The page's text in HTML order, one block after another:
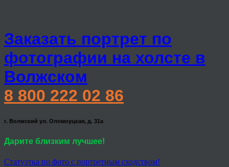
Заказать портрет по
фотографии на холсте в
Волжском
8 800 222 02 86
г. Волжский ул. Оломоуцкая, д. 31а
Дарите близким лучшее!
Статуэтка по фото с портретным сходством!